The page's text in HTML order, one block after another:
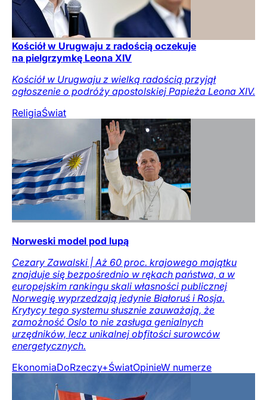
Kościół w Urugwaju z radością oczekuje
na pielgrzymkę Leona XIV
Kościół w Urugwaju z wielką radością przyjął
ogłoszenie o podróży apostolskiej Papieża Leona XIV.
ReligiaŚwiat
Norweski model pod lupą
Cezary Zawalski | Aż 60 proc. krajowego majątku
znajduje się bezpośrednio w rękach państwa, a w
europejskim rankingu skali własności publicznej
Norwegię wyprzedzają jedynie Białoruś i Rosja.
Krytycy tego systemu słusznie zauważają, że
zamożność Oslo to nie zasługa genialnych
urzędników, lecz unikalnej obfitości surowców
energetycznych.
EkonomiaDoRzeczy+ŚwiatOpinieW numerze